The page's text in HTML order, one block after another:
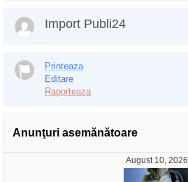
Import Publi24
Printeaza
Editare
Raporteaza
Anunţuri asemănătoare
August 10, 2026